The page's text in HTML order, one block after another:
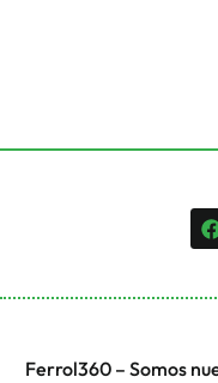
Ferrol360 – Somos